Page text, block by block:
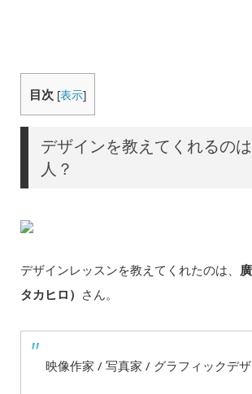
目次 [表示]
デザインを教えてくれるの
人？
デザインレッスンを教えてくれたのは、
タカヒロ） さん。
映像作家 / 写真家 / グラフィックデ